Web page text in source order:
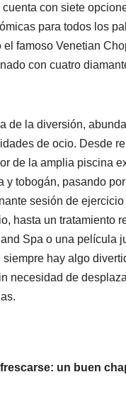
cuenta con siete
para todos los
el famoso Venetian
con cuatro
de la diversión,
de ocio. Desde
de la amplia piscina
y tobogán, pasando
sesión de ejercicio
hasta un tratamiento
Spa o una película
siempre hay algo
necesidad de
un buen